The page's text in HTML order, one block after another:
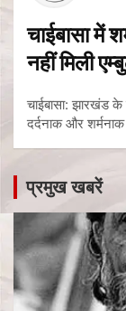
चाईबासा में
नहीं मिली
चाईबासा: झारखंड के
दर्दनाक और
प्रमुख खबरें